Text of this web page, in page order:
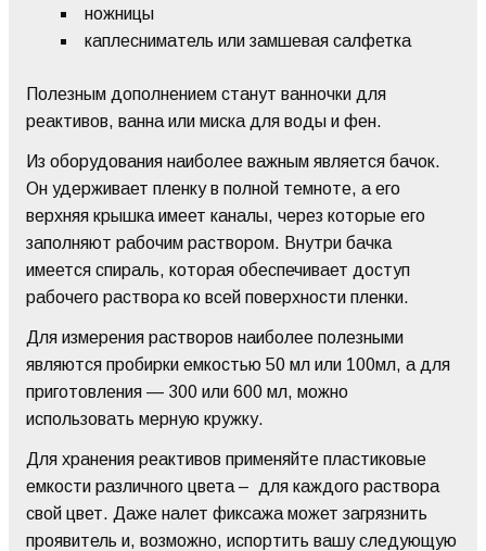
ножницы
каплесниматель или замшевая салфетка
Полезным дополнением станут ванночки для
реактивов, ванна или миска для воды и фен.
Из оборудования наиболее важным является бачок.
Он удерживает пленку в полной темноте, а его
верхняя крышка имеет каналы, через которые его
заполняют рабочим раствором. Внутри бачка
имеется спираль, которая обеспечивает доступ
рабочего раствора ко всей поверхности пленки.
Для измерения растворов наиболее полезными
являются пробирки емкостью 50 мл или 100мл, а для
приготовления — 300 или 600 мл, можно
использовать мерную кружку.
Для хранения реактивов применяйте пластиковые
емкости различного цвета – для каждого раствора
свой цвет. Даже налет фиксажа может загрязнить
проявитель и, возможно, испортить вашу следующую